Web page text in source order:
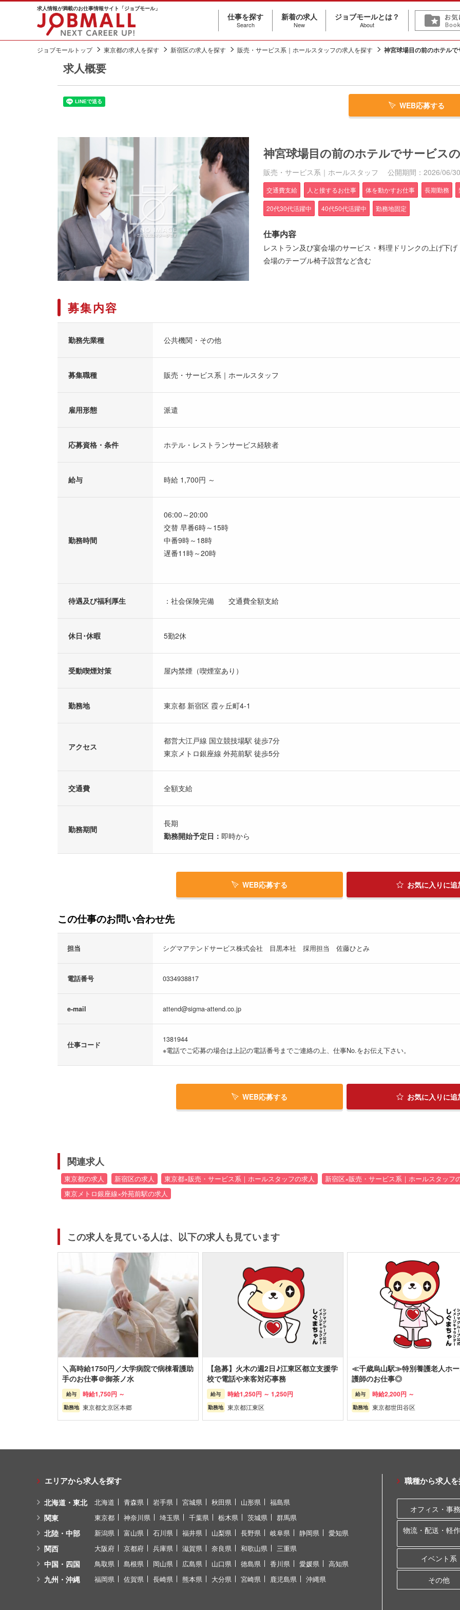
求人情報が満載のお仕事情報サイト「ジョブモール」
仕事を探す
Search
新着の求人
New
ジョブモールとは？
About
ジョブモールトップ 東京都の求人を探す 新宿区の求人を探す 販売・サービス系｜ホールスタッフの求人を探す 神宮球場目の前のホテル
求人概要
WEB応募する
神宮球場目の前のホテルでサービス
販売・サービス系｜ホールスタッフ 公開期間：2026/06/
交通費支給 人と接するお仕事 体を動かすお仕事 長期勤務
20代30代活躍中 40代50代活躍中 勤務地固定
仕事内容
レストラン及び宴会場のサービス・料理ドリンクの上げ下げ
会場のテーブル椅子設営など含む
募集内容
勤務先業種 公共機関・その他
募集職種 販売・サービス系｜ホールスタッフ
雇用形態 派遣
応募資格・条件 ホテル・レストランサービス経験者
給与 時給 1,700円 ～
勤務時間
06:00～20:00
交替 早番6時～15時
中番9時～18時
遅番11時～20時
待遇及び福利厚生 ：社会保険完備 交通費全額支給
休日･休暇 5勤2休
受動喫煙対策 屋内禁煙（喫煙室あり）
勤務地 東京都 新宿区 霞ヶ丘町4-1
アクセス
都営大江戸線 国立競技場駅 徒歩7分
東京メトロ銀座線 外苑前駅 徒歩5分
交通費 全額支給
勤務期間
長期
勤務開始予定日： 即時から
WEB応募する お気に入り に追
この仕事のお問い合わせ先
担当 シグマアテンドサービス株式会社 目黒本社 採用担当 佐藤ひとみ
電話番号 0334938817
e-mail attend@sigma-attend.co.jp
仕事コード
1381944
※電話でご応募の場合は上記の電話番号までご連絡の上、仕事No.をお伝え下さい。
WEB応募する お気に入り に追
関連求人
東京都の求人 新宿区の求人 東京都×販売・サービス系｜ホールスタッフの求人
新宿区×販売・サービス系｜ホールスタッフ
東京メトロ銀座線×外苑前駅の求人
この求人を見ている人は、以下の求人も見ています
＼高時給1750円／大学病院で病棟看護助
手のお仕事＠御茶ノ水
給与 時給1,750円 ～
勤務地 東京都文京区本郷
【急募】火木の週2日♪江東区都立支援学
校で電話や来客対応事務
給与 時給1,250円 ～ 1,250円
勤務地 東京都江東区
≪千歳烏山駅≫特別養護老人ホ
護師のお仕事◎
給与 時給2,200円 ～
勤務地 東京都世田谷区
エリアから求人を探す
北海道・東北 北海道 青森県 岩手県 宮城県 秋田県 山形県 福島県
関東 東京都 神奈川県 埼玉県 千葉県 栃木県 茨城県 群馬県
北陸・中部 新潟県 富山県 石川県 福井県 山梨県 長野県 岐阜県 静岡県 愛知県
関西 大阪府 京都府 兵庫県 滋賀県 奈良県 和歌山県 三重県
中国・四国 鳥取県 島根県 岡山県 広島県 山口県 徳島県 香川県 愛媛県 高知県
九州・沖縄 福岡県 佐賀県 長崎県 熊本県 大分県 宮崎県 鹿児島県 沖縄県
職種から求人
オフィス・事
物流・配送・軽
イベント系
その他